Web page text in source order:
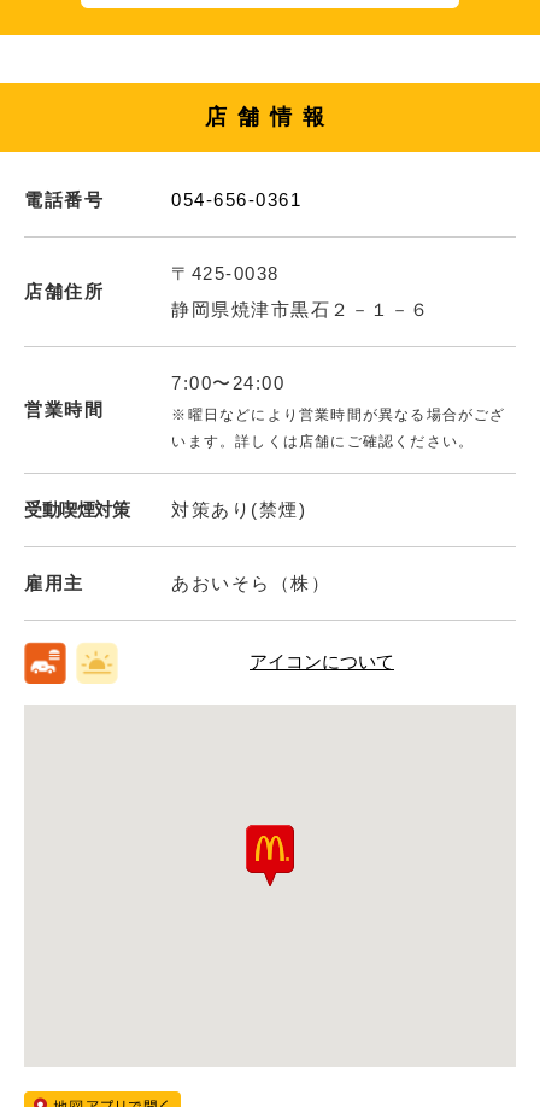
店舗情報
電話番号 054-656-0361
店舗住所
〒425-0038
静岡県焼津市黒石２－１－６
営業時間
7:00〜24:00
※曜日などにより営業時間が異なる場合がござ
います。詳しくは店舗にご確認ください。
受動喫煙対策 対策あり(禁煙)
雇用主 あおいそら（株）
アイコンについて